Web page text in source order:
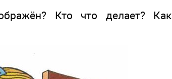
Кто что делает? Как